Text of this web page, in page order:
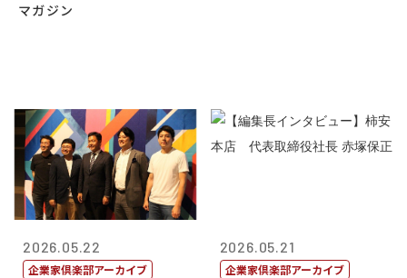
マガジン
2026.05.22
企業家倶楽部アーカイブ
2026.05.21
企業家倶楽部アーカイブ